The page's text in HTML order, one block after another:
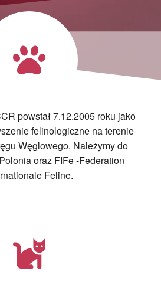
powstał 7.12.2005 roku jako
felinologiczne na terenie
Węglowego. Należymy do
oraz FIFe -Federation
Feline.